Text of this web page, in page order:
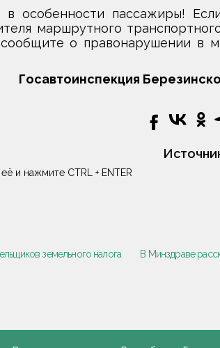
особенности пассажиры!
маршрутного
о правонарушении в
Госавтоинспекция
и нажмите CTRL + ENTER
земельного налога
В Минздраве